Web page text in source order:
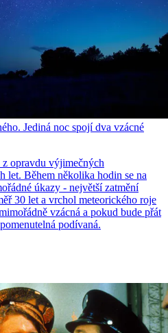
Jediná noc spojí dva vzácné
z opravdu výjimečných
let. Během několika hodin se na
úkazy - největší zatmění
30 let a vrchol meteorického roje
vzácná a pokud bude přát
podívaná.